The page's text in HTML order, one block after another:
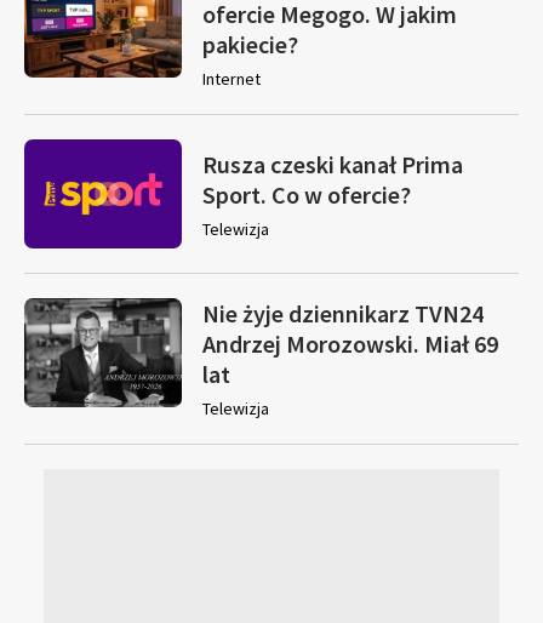
ofercie Megogo. W jakim
pakiecie?
Internet
Rusza czeski kanał Prima
Sport. Co w ofercie?
Telewizja
Nie żyje dziennikarz TVN24
Andrzej Morozowski. Miał 69
lat
Telewizja